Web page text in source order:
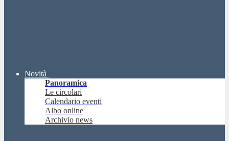
Novità
Panoramica
Le circolari
Calendario eventi
Albo online
Archivio news